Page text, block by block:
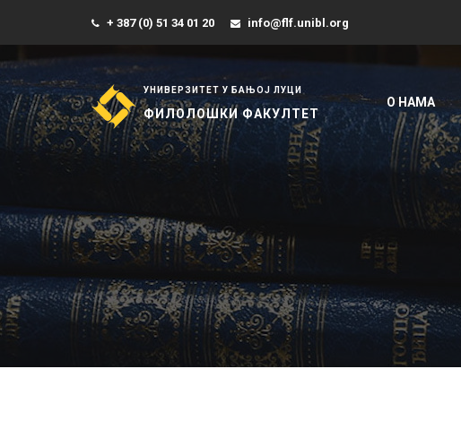
+ 387 (0) 51 34 01 20 info@flf.unibl.org
УНИВЕРЗИТЕТ У БАЊОЈ ЛУЦИ
ФИЛОЛОШКИ ФАКУЛТЕТ
О НАМА